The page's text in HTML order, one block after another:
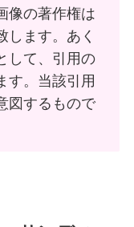
像の著作権は
します。あく
して、引用の
す。当該引用
図するもので